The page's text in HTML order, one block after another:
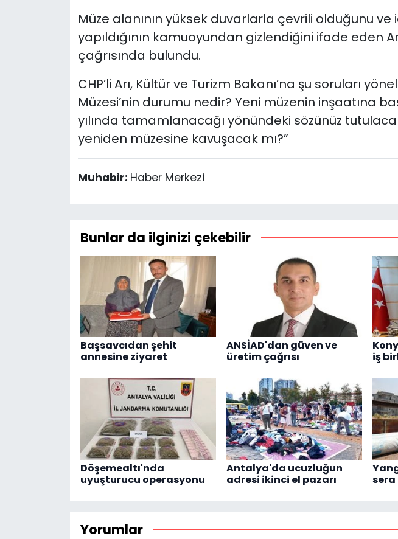
Müze alanının yüksek duvarlarla çevrili olduğunu ve
yapıldığının kamuoyundan gizlendiğini ifade eden
çağrısında bulundu.
CHP’li Arı, Kültür ve Turizm Bakanı’na şu soruları
Müzesi’nin durumu nedir? Yeni müzenin inşaatına
yılında tamamlanacağı yönündeki sözünüz
yeniden müzesine kavuşacak mı?”
Muhabir: Haber Merkezi
Bunlar da ilginizi çekebilir
Başsavcıdan şehit
annesine ziyaret
ANSİAD'dan güven ve
üretim çağrısı
iş
Döşemealtı'nda
uyuşturucu operasyonu
Antalya'da ucuzluğun
adresi ikinci el pazarı
Yorumlar